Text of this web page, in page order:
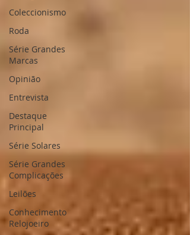
Coleccionismo
Roda
Série Grandes
Marcas
Opinião
Entrevista
Destaque
Principal
Série Solares
Série Grandes
Complicações
Leilões
Conhecimento
Relojoeiro